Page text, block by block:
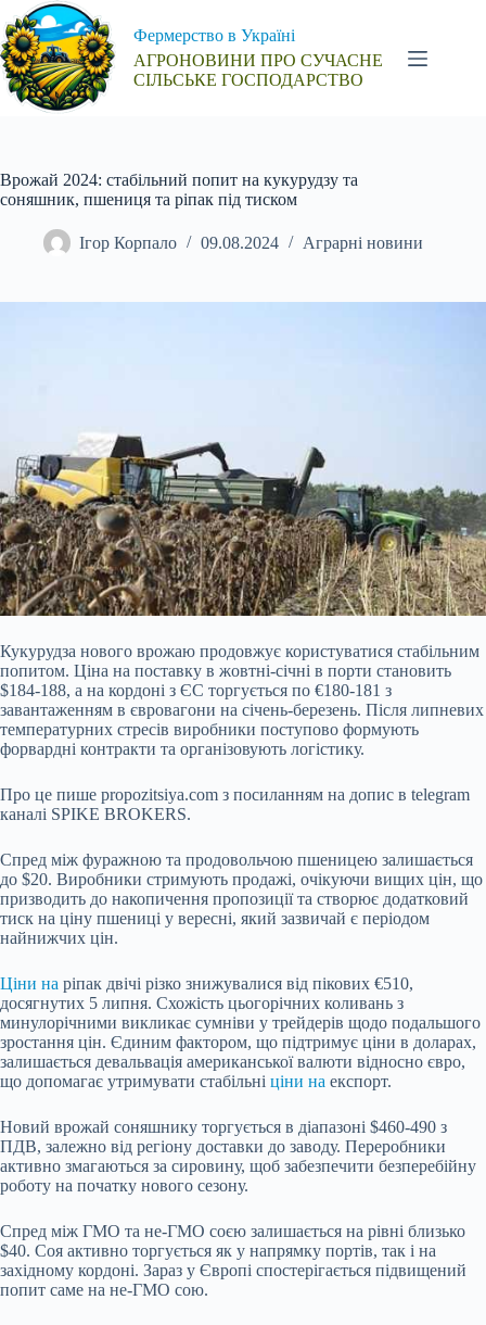
Перейти
до
вмісту
Фермерство в Україні
АГРОНОВИНИ ПРО СУЧАСНЕ
СІЛЬСЬКЕ ГОСПОДАРСТВО
Врожай 2024: стабільний попит на кукурудзу та
соняшник, пшениця та ріпак під тиском
Ігор Корпало 09.08.2024 Аграрні новини
Кукурудза нового врожаю продовжує користуватися стабільним
попитом. Ціна на поставку в жовтні-січні в порти становить
$184-188, а на кордоні з ЄС торгується по €180-181 з
завантаженням в євровагони на січень-березень. Після липневих
температурних стресів виробники поступово формують
форвардні контракти та організовують логістику.
Про це пише propozitsiya.com з посиланням на допис в telegram
каналі SPIKE BROKERS.
Спред між фуражною та продовольчою пшеницею залишається
до $20. Виробники стримують продажі, очікуючи вищих цін, що
призводить до накопичення пропозиції та створює додатковий
тиск на ціну пшениці у вересні, який зазвичай є періодом
найнижчих цін.
Ціни на ріпак двічі різко знижувалися від пікових €510,
досягнутих 5 липня. Схожість цьогорічних коливань з
минулорічними викликає сумніви у трейдерів щодо подальшого
зростання цін. Єдиним фактором, що підтримує ціни в доларах,
залишається девальвація американської валюти відносно євро,
що допомагає утримувати стабільні ціни на експорт.
Новий врожай соняшнику торгується в діапазоні $460-490 з
ПДВ, залежно від регіону доставки до заводу. Переробники
активно змагаються за сировину, щоб забезпечити безперебійну
роботу на початку нового сезону.
Спред між ГМО та не-ГМО соєю залишається на рівні близько
$40. Соя активно торгується як у напрямку портів, так і на
західному кордоні. Зараз у Європі спостерігається підвищений
попит саме на не-ГМО сою.